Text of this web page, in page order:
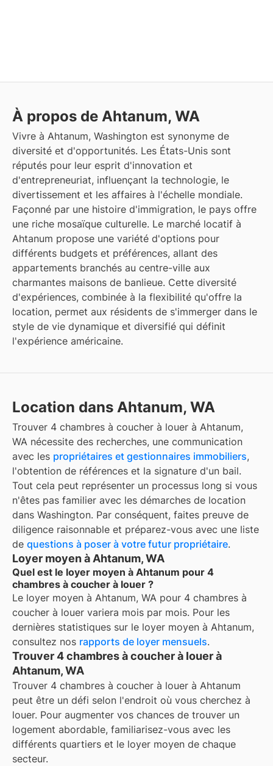
À propos de Ahtanum, WA
Vivre à Ahtanum, Washington est synonyme de
diversité et d'opportunités. Les États-Unis sont
réputés pour leur esprit d'innovation et
d'entrepreneuriat, influençant la technologie, le
divertissement et les affaires à l'échelle mondiale.
Façonné par une histoire d'immigration, le pays offre
une riche mosaïque culturelle. Le marché locatif à
Ahtanum propose une variété d'options pour
différents budgets et préférences, allant des
appartements branchés au centre-ville aux
charmantes maisons de banlieue. Cette diversité
d'expériences, combinée à la flexibilité qu'offre la
location, permet aux résidents de s'immerger dans le
style de vie dynamique et diversifié qui définit
l'expérience américaine.
Location dans Ahtanum, WA
Trouver 4 chambres à coucher à louer à Ahtanum,
WA nécessite des recherches, une communication
avec les propriétaires et gestionnaires immobiliers,
l'obtention de références et la signature d'un bail.
Tout cela peut représenter un processus long si vous
n'êtes pas familier avec les démarches de location
dans Washington. Par conséquent, faites preuve de
diligence raisonnable et préparez-vous avec une liste
de questions à poser à votre futur propriétaire.
Loyer moyen à Ahtanum, WA
Quel est le loyer moyen à Ahtanum pour 4
chambres à coucher à louer ?
Le loyer moyen à Ahtanum, WA pour 4 chambres à
coucher à louer variera mois par mois. Pour les
dernières statistiques sur le loyer moyen à Ahtanum,
consultez nos rapports de loyer mensuels.
Trouver 4 chambres à coucher à louer à
Ahtanum, WA
Trouver 4 chambres à coucher à louer à Ahtanum
peut être un défi selon l'endroit où vous cherchez à
louer. Pour augmenter vos chances de trouver un
logement abordable, familiarisez-vous avec les
différents quartiers et le loyer moyen de chaque
secteur.